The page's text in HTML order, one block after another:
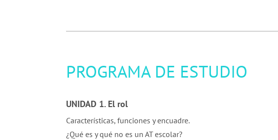
PROGRAMA DE ESTUDIO
UNIDAD 1. El rol
Características, funciones y encuadre.
¿Qué es y qué no es un AT escolar?